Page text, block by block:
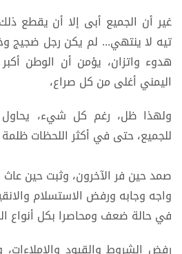
غير أن الجميع أبى إلا أن يقطع
تيه لا ينتهي... لم يكن رجل ضجيج
هدوء واتزان، يؤمن أن الوطن
اليمني أغلى من كل صراع،
ولهذا ظل، رغم كل شيء، يحاول
للجميع، حتى في أكثر اللحظات
صمد حين فر الآخرون، وثبت حين
واجه وجابه ورفض الاستسلام
في حالة ضعف ومحاصرا بكل أنواع